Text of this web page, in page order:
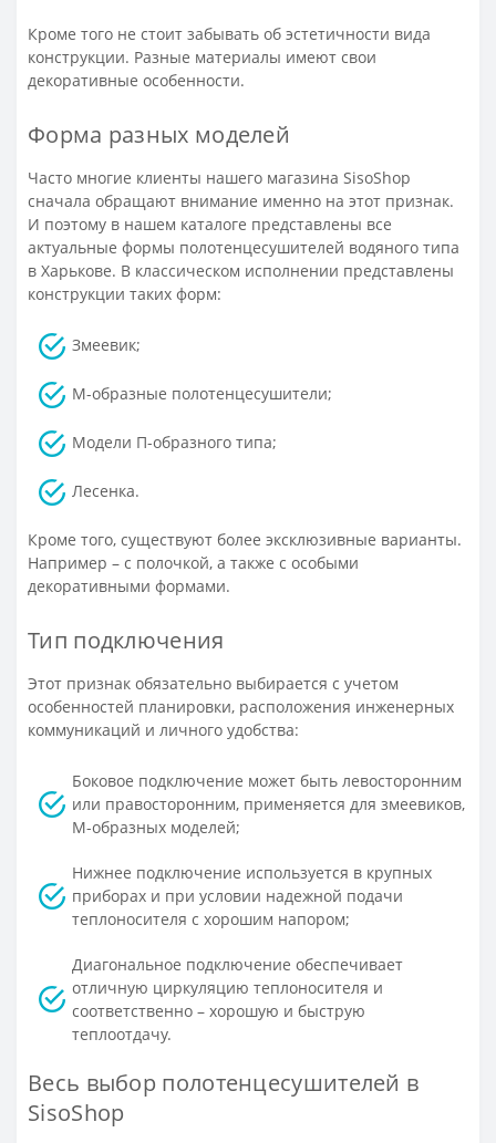
Кроме того не стоит забывать об эстетичности вида
конструкции. Разные материалы имеют свои
декоративные особенности.
Форма разных моделей
Часто многие клиенты нашего магазина SisoShop
сначала обращают внимание именно на этот признак.
И поэтому в нашем каталоге представлены все
актуальные формы полотенцесушителей водяного типа
в Харькове. В классическом исполнении представлены
конструкции таких форм:
Змеевик;
М-образные полотенцесушители;
Модели П-образного типа;
Лесенка.
Кроме того, существуют более эксклюзивные варианты.
Например – с полочкой, а также с особыми
декоративными формами.
Тип подключения
Этот признак обязательно выбирается с учетом
особенностей планировки, расположения инженерных
коммуникаций и личного удобства:
Боковое подключение может быть левосторонним
или правосторонним, применяется для змеевиков,
М-образных моделей;
Нижнее подключение используется в крупных
приборах и при условии надежной подачи
теплоносителя с хорошим напором;
Диагональное подключение обеспечивает
отличную циркуляцию теплоносителя и
соответственно – хорошую и быструю
теплоотдачу.
Весь выбор полотенцесушителей в
SisoShop